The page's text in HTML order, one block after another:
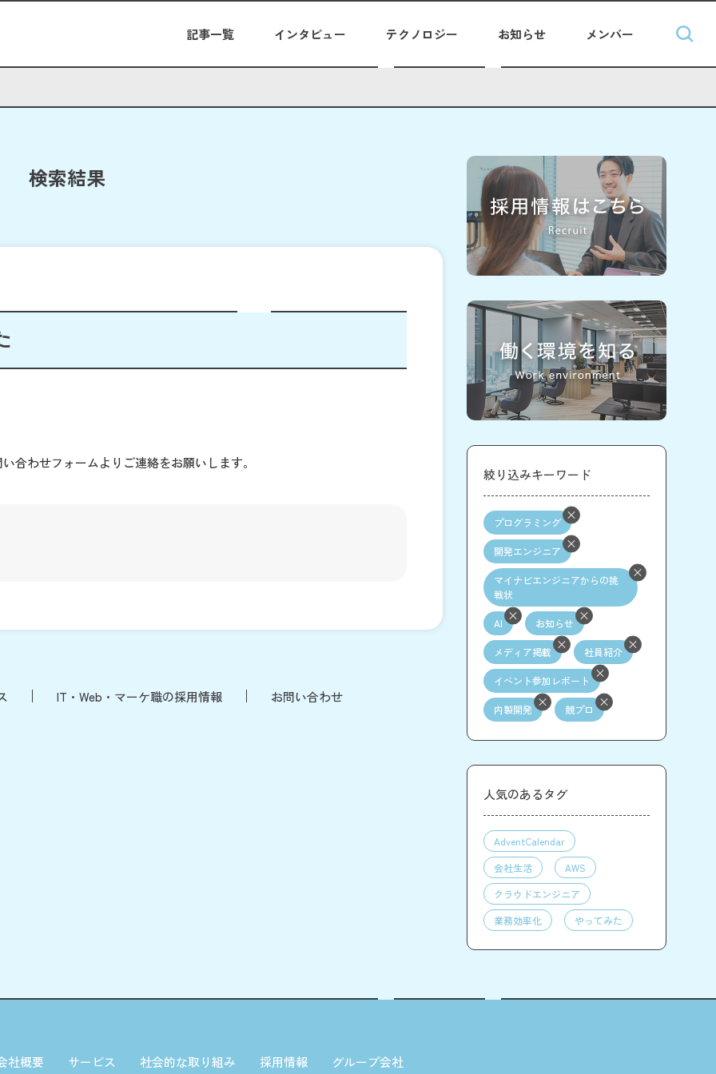
記事一覧 インタビュー テクノロジー お知らせ メンバー
検索結果
合わせフォームよりご連絡をお願いします。
IT・Web・マーケ職の採用情報 お問い合わせ
絞り込みキーワード
プログラミング
開発エンジニア
マイナビエンジニアからの挑
戦状
AI お知らせ
メディア掲載 社員紹介
イベント参加レポート
内製開発 競プロ
人気のあるタグ
AdventCalendar
会社生活
AWS
クラウドエンジニア
業務効率化
やってみた
社概要 サービス 社会的な取り組み 採用情報 グループ会社